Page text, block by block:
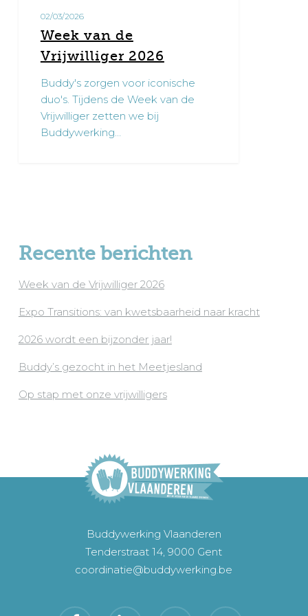
02/03/2026
Week van de
Vrijwilliger 2026
Buddy's zorgen voor iconische
duo's. Tijdens de Week van de
Vrijwilliger zetten we bij
Buddywerking…
Recente berichten
Week van de Vrijwilliger 2026
Expo Transitions: van kwetsbaarheid naar kracht
2026 wordt een bijzonder jaar!
Buddy’s gezocht in het Meetjesland
Op stap met onze vrijwilligers
Buddywerking Vlaanderen
Tenderstraat 14, 9000 Gent
coordinatie@buddywerking.be